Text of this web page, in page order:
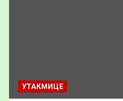
УТАКМИЦЕ